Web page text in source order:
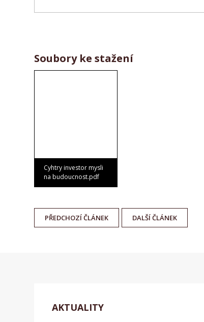
Soubory ke stažení
Cyhtry investor mysli
na budoucnost.pdf
PŘEDCHOZÍČLÁNEK DALŠÍČLÁNEK
AKTUALITY